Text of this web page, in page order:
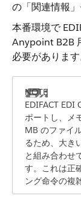
の「関連情報
本番環境で
Anypoint B2B
必要があります
EDIFACT
ポートし、メ
MB のファイ
るため、大き
と組み合わせ
す。これは正
ング命令の複